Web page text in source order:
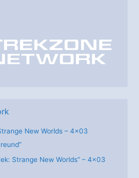
New Worlds – 4×03
Strange New Worlds” – 4×03